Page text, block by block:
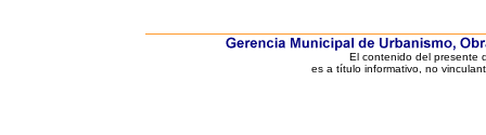
El contenido del presente
es a título informativo, no